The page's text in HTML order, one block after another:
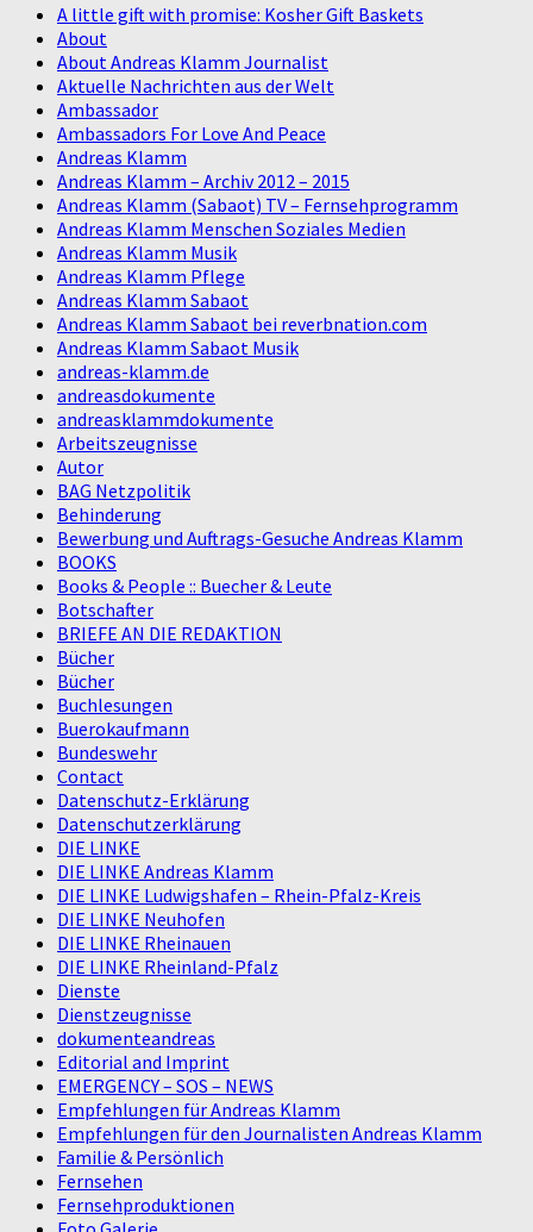
A little gift with promise: Kosher Gift Baskets
About
About Andreas Klamm Journalist
Aktuelle Nachrichten aus der Welt
Ambassador
Ambassadors For Love And Peace
Andreas Klamm
Andreas Klamm – Archiv 2012 – 2015
Andreas Klamm (Sabaot) TV – Fernsehprogramm
Andreas Klamm Menschen Soziales Medien
Andreas Klamm Musik
Andreas Klamm Pflege
Andreas Klamm Sabaot
Andreas Klamm Sabaot bei reverbnation.com
Andreas Klamm Sabaot Musik
andreas-klamm.de
andreasdokumente
andreasklammdokumente
Arbeitszeugnisse
Autor
BAG Netzpolitik
Behinderung
Bewerbung und Auftrags-Gesuche Andreas Klamm
BOOKS
Books & People :: Buecher & Leute
Botschafter
BRIEFE AN DIE REDAKTION
Bücher
Bücher
Buchlesungen
Buerokaufmann
Bundeswehr
Contact
Datenschutz-Erklärung
Datenschutzerklärung
DIE LINKE
DIE LINKE Andreas Klamm
DIE LINKE Ludwigshafen – Rhein-Pfalz-Kreis
DIE LINKE Neuhofen
DIE LINKE Rheinauen
DIE LINKE Rheinland-Pfalz
Dienste
Dienstzeugnisse
dokumenteandreas
Editorial and Imprint
EMERGENCY – SOS – NEWS
Empfehlungen für Andreas Klamm
Empfehlungen für den Journalisten Andreas Klamm
Familie & Persönlich
Fernsehen
Fernsehproduktionen